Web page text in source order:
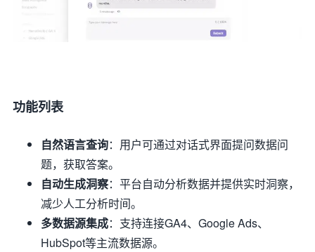
功能列表
自然语言查询：用户可通过对话式界面提问数据问
题，获取答案。
自动生成洞察：平台自动分析数据并提供实时洞察，
减少人工分析时间。
多数据源集成：支持连接GA4、Google Ads、
HubSpot等主流数据源。